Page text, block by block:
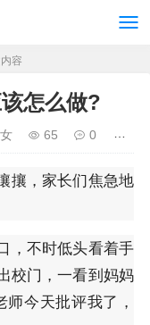
容
怎么做?
65 0
攘，家长们焦急地
，不时低头看着手
校门，一看到妈妈
今天批评我了，